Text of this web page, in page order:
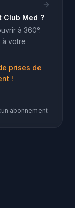
Club Med ?
à 360°.
votre
prises de
!
abonnement